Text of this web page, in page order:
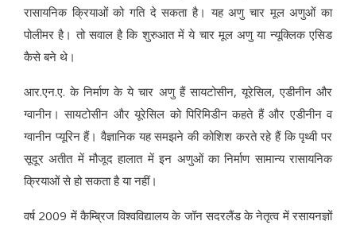
रासायनिक क्रियाओं को गति दे सकता है। यह अणु चार मूल अणुओं का
पोलीमर है। तो सवाल है कि शुरुआत में ये चार मूल अणु या न्यूक्लिक एसिड
कैसे बने थे।
आर.एन.ए. के निर्माण के ये चार अणु हैं सायटोसीन, यूरेसिल, एडीनीन और
ग्वानीन। सायटोसीन और यूरेसिल को पिरिमिडीन कहते हैं और एडीनीन व
ग्वानीन प्यूरिन हैं। वैज्ञानिक यह समझने की कोशिश करते रहे हैं कि पृथ्वी पर
सूदूर अतीत में मौजूद हालात में इन अणुओं का निर्माण सामान्य रासायनिक
क्रियाओं से हो सकता है या नहीं।
वर्ष 2009 में कैम्ब्रिज विश्वविद्यालय के जॉन सदरलैंड के नेतृत्व में रसायनज्ञों